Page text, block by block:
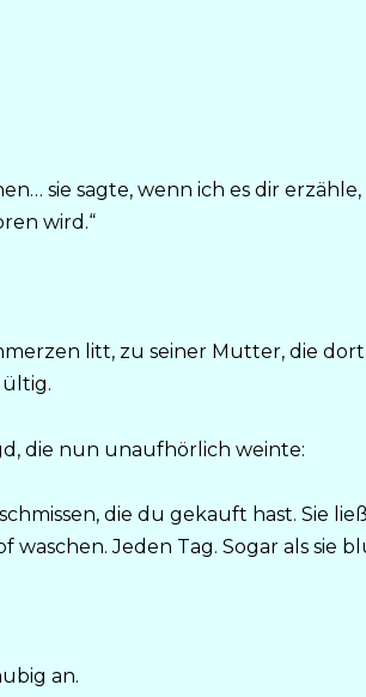
sie sagte, wenn ich es dir
wird.“
litt, zu seiner Mutter, die
die nun unaufhörlich weinte:
die du gekauft hast. Sie
waschen. Jeden Tag. Sogar als sie
an.